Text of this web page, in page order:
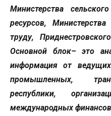
Министерства
ресурсов,
труду,
Основной блок– это
информация от
промышленных,
республики,
международных